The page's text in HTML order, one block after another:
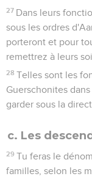
27 Dans leurs
sous les ordres
porteront et pour
remettrez à leurs
28 Telles sont les
Guerschonites
garder sous la
c. Les
29 Tu feras le
familles, selon les